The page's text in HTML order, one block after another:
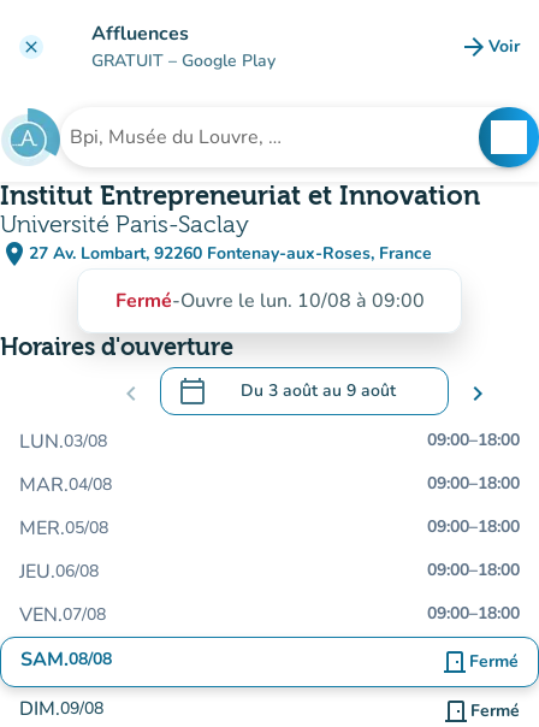
clear Affluences
GRATUIT – Google Play arrow_forward Voir
Rechercher un établissement
Institut Entrepreneuriat et Innovation
Université Paris-Saclay
place 27 Av. Lombart, 92260 Fontenay-aux-Roses, France
(ouvrir dans Google Maps)
(nouvel onglet)
Fermé-Ouvre le lun. 10/08 à 09:00
Horaires d'ouverture
chevron_left calendar_today Du 3 aoûtau 9 août
.Ouvrir le calendrier pour changer de
chevron_right
LUN.03/08 09:00–18:00
MAR.04/08 09:00–18:00
MER.05/08 09:00–18:00
JEU.06/08 09:00–18:00
VEN.07/08 09:00–18:00
SAM.08/08 door_front Fermé
DIM.09/08 door_front Fermé